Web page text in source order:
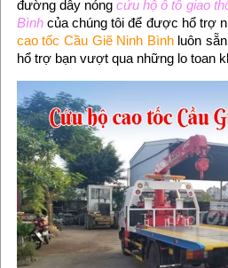
đường dây nóngcứu hộ ô tô giao
Bìnhcủa chúng tôi để được hổ trợ
cao tốc Cầu Giẽ Ninh Bìnhluôn
hổ trợ bạn vượt qua những lo toan